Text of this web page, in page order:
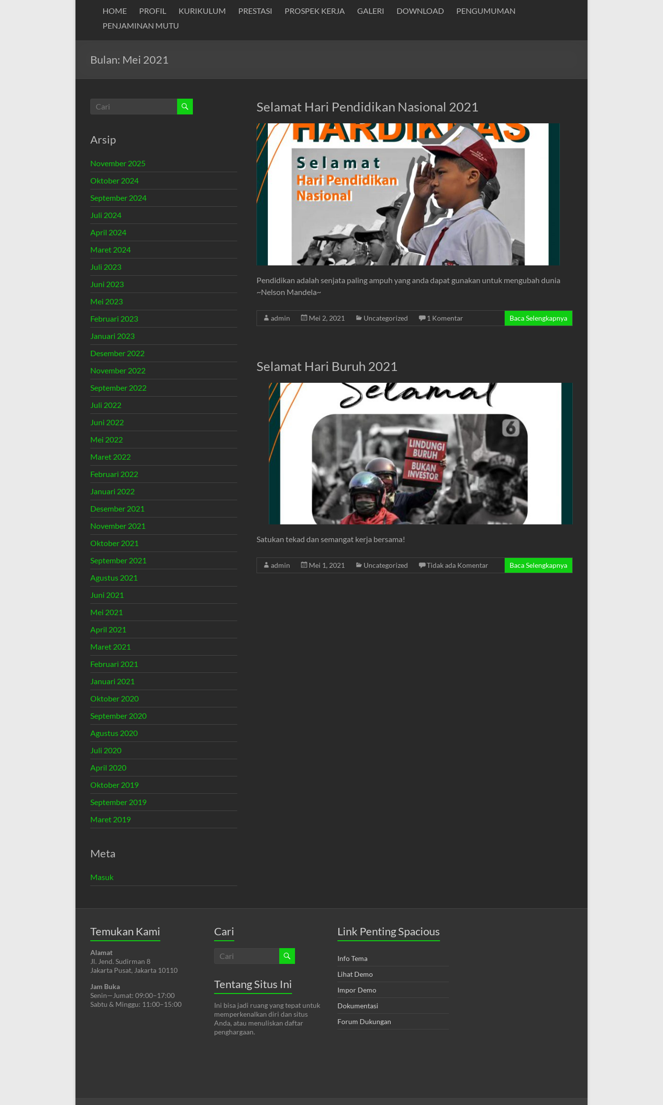
HOME PROFIL KURIKULUM PRESTASI PROSPEK KERJA GALERI DOWNLOAD
PENGUMUMAN
PENJAMINAN MUTU
Bulan: Mei 2021
Selamat Hari Pendidikan Nasional 2021
Pendidikan adalah senjata paling ampuh yang anda dapat gunakan untuk mengubah dunia
~Nelson Mandela~
admin Mei 2, 2021 Uncategorized 1 Komentar Baca Selengkapnya
Selamat Hari Buruh 2021
Satukan tekad dan semangat kerja bersama!
admin Mei 1, 2021 Uncategorized Tidak ada Komentar Baca Selengkapnya
Arsip
November 2025
Oktober 2024
September 2024
Juli 2024
April 2024
Maret 2024
Juli 2023
Juni 2023
Mei 2023
Februari 2023
Januari 2023
Desember 2022
November 2022
September 2022
Juli 2022
Juni 2022
Mei 2022
Maret 2022
Februari 2022
Januari 2022
Desember 2021
November 2021
Oktober 2021
September 2021
Agustus 2021
Juni 2021
Mei 2021
April 2021
Maret 2021
Februari 2021
Januari 2021
Oktober 2020
September 2020
Agustus 2020
Juli 2020
April 2020
Oktober 2019
September 2019
Maret 2019
Meta
Masuk
Temukan Kami
Alamat
Jl. Jend. Sudirman 8
Jakarta Pusat, Jakarta 10110
Jam Buka
Senin—Jumat: 09:00–17:00
Sabtu & Minggu: 11:00–15:00
Cari
Tentang Situs Ini
Ini bisa jadi ruang yang tepat untuk
memperkenalkan diri dan situs
Anda, atau menuliskan daftar
penghargaan.
Link Penting Spacious
Info Tema
Lihat Demo
Impor Demo
Dokumentasi
Forum Dukungan